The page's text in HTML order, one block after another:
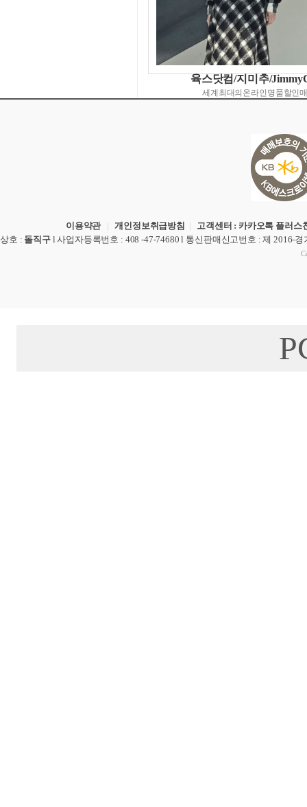
육스닷컴/지미추/
세계최대의온라인명품할인
이용약관 |개인정보취급방침 | 고객센터 : 카카오톡 플러스
상호 : 돌직구 l사업자등록번호 : 408 -47-74680 l 통신판매신고번호 : 제 2016-